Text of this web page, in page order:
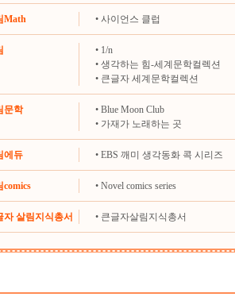
Math • 사이언스 클럽
• 1/n
• 생각하는 힘-세계문학컬렉션
• 큰글자 세계문학컬렉션
문학 • Blue Moon Club
• 가재가 노래하는 곳
에듀 • EBS 깨미 생각동화 콕 시리즈
comics • Novel comics series
자 살림지식총서 • 큰글자살림지식총서